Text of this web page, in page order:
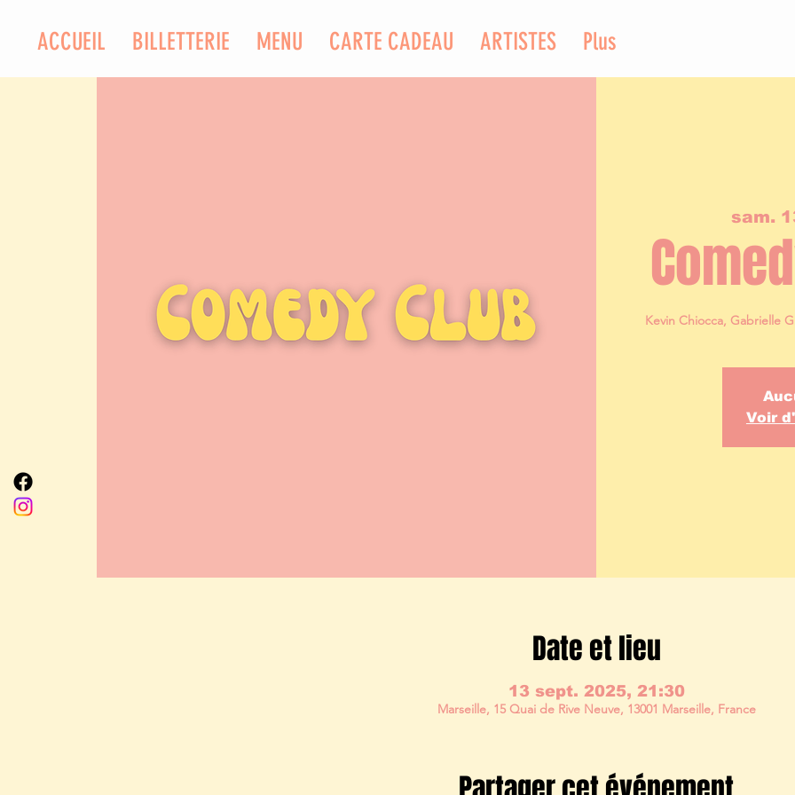
ACCUEIL BILLETTERIE MENU CARTE CADEAU ARTISTES Plus
sam.
Kevin Chiocca, Gabrielle
Voir
Date et lieu
13 sept. 2025, 21:30
Marseille, 15 Quai de Rive Neuve, 13001 Marseille, France